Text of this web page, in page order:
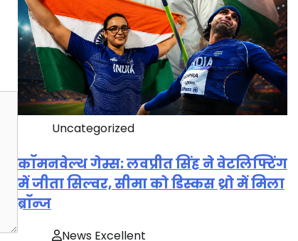
Uncategorized
कॉमनवेल्थ गेम्स: लवप्रीत सिंह ने वेटलिफ्टिंग
में जीता सिल्वर, सीमा को डिस्कस थ्रो में मिला
ब्रॉन्ज
News Excellent